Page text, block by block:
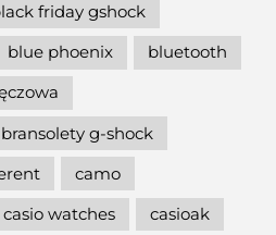
friday gshock
blue phoenix
bluetooth
bransolety g-shock
camo
casio watches
casioak